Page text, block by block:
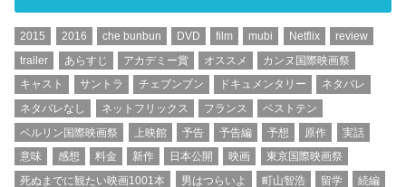
2015 2016 che bunbun DVD film mubi Netflix
review
trailer
あらすじ アカデミー賞 オススメ
カンヌ国際映画祭
キャスト
サントラ チェブンブン ドキュメンタリー
ネタバレ
ネタバレなし
ネットフリックス フランス
ベストテン
ベルリン国際映画祭
上映館 予告 予告編 予想 原作
実話
意味
感想 料金 新作 日本公開 映画
東京国際映画祭
死ぬまでに観たい映画1001本
男はつらいよ 町山智浩 留学
続編